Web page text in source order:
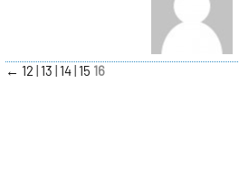
← 12 13 14 15 16